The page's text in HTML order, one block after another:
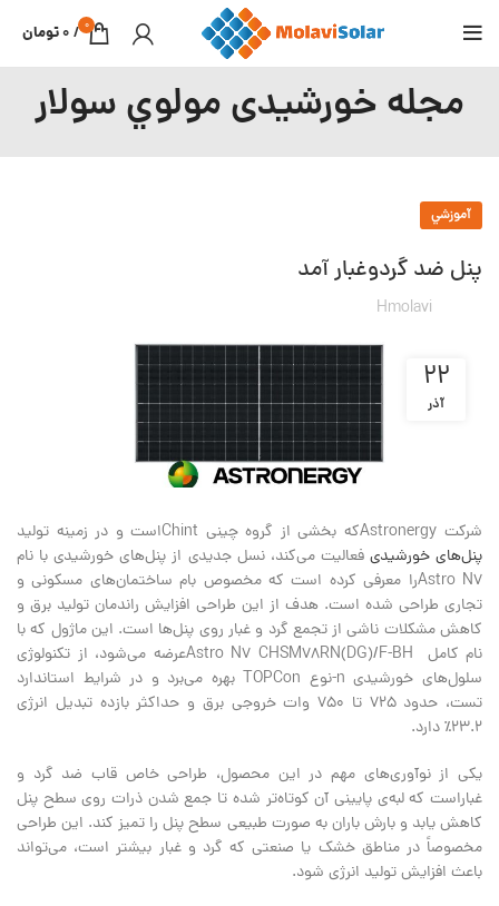
0
/
0تومان
مجله خورشیدی مولوي سولار
آموزشي
پنل ضد گردوغبار آمد
Hmolavi
۲۲
آذر
شرکت Astronergyکه بخشی از گروه چینی Chintاست و در زمینه تولید
پنل‎‌های خورشیدی
فعالیت می‌کند، نسل جدیدی از پنل‌های خورشیدی با نام
Astro N7را معرفی کرده است که مخصوص بام ساختمان‌های مسکونی و
تجاری طراحی شده است. هدف از این طراحی افزایش راندمان تولید برق و
کاهش مشکلات ناشی از تجمع گرد و غبار روی پنل‌ها است. این ماژول که با
نام کامل Astro N7 CHSM78RN(DG)/F-BHعرضه می‌شود، از تکنولوژی
سلول‌های خورشیدی n-نوع TOPCon بهره می‌برد و در شرایط استاندارد
تست، حدود ۷۲۵ تا ۷۵۰ وات خروجی برق و حداکثر بازده تبدیل انرژی
۲۳.۲٪ دارد.
یکی از نوآوری‌های مهم در این محصول، طراحی خاص قاب ضد گرد و
غباراست که لبه‌ی پایینی آن کوتاه‌تر شده تا جمع شدن ذرات روی سطح پنل
کاهش یابد و بارش باران به صورت طبیعی سطح پنل را تمیز کند. این طراحی
مخصوصاً در مناطق خشک یا صنعتی که گرد و غبار بیشتر است، می‌تواند
باعث افزایش تولید انرژی شود.